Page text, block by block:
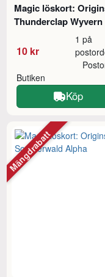
Magic löskort:
Thunderclap Wyvern
10 kr
1 på
Butiken
Köp
Mängdrabatt